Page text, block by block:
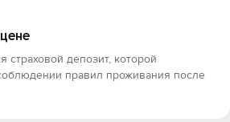
страховой депозит, которой
правил проживания после